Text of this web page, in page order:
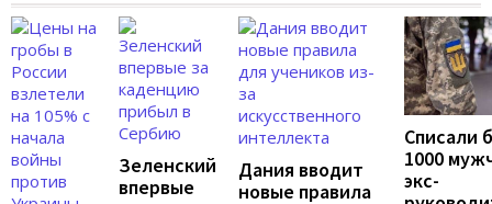
Зеленский
впервые
Дания вводит
новые правила
Списали
1000
экс-